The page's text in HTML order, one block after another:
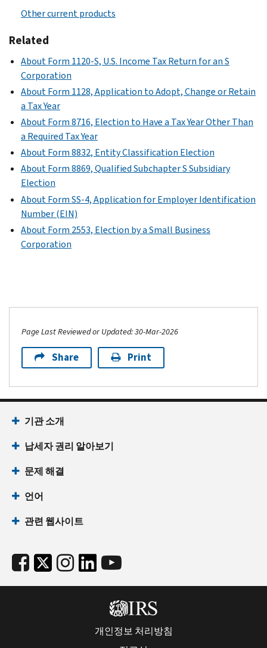
Other current products
Related
About Form 1120-S, U.S. Income Tax Return for an S
Corporation
About Form 1128, Application to Adopt, Change or Retain
a Tax Year
About Form 8716, Election to Have a Tax Year Other Than
a Required Tax Year
About Form 8832, Entity Classification Election
About Form 8869, Qualified Subchapter S Subsidiary
Election
About Form SS-4, Application for Employer Identification
Number (EIN)
About Form 2553, Election by a Small Business
Corporation
Page Last Reviewed or Updated: 30-Mar-2026
Share Print
기관 소개
납세자 권리 알아보기
문제 해결
언어
관련 웹사이트
개인정보 처리방침